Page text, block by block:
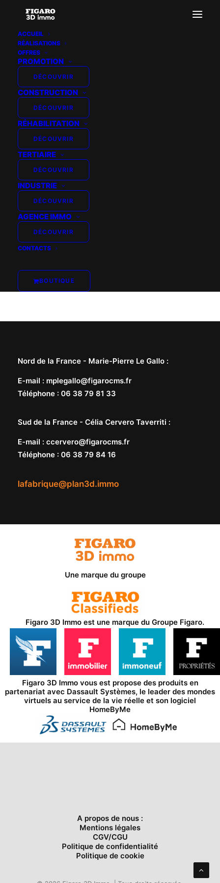
ACCUEIL
RÉALISATIONS
OFFRES
PROMOTION
DÉCOUVRIR
CONSTRUCTION
DÉCOUVRIR
RÉHABILITATION
DÉCOUVRIR
TERTIAIRE
DÉCOUVRIR
INDUSTRIE
DÉCOUVRIR
AGENCE IMMO
DÉCOUVRIR
CONTACTS
BOUTIQUE
horizon-boulogne-villas-des-beaux-arts-
Accueil
horizon-boulogne-villas-des-beaux-arts-perspective-v02
lafabrique@plan3d.immo
Nord de la France - Marie-Pierre Le Gallo :
E-mail : mplegallo@figarocms.fr
Téléphone : 06 38 79 81 33
Sud de la France - Célia Cervero Taverriti :
E-mail : ccervero@figarocms.fr
Téléphone : 06 38 79 84 16
Une marque du groupe
Figaro 3D Immo est une marque du Groupe Figaro.
Figaro 3D Immo vous est propose des produits en
partenariat avec Dassault Systèmes, le leader des mondes
virtuels au service de la vie réelle et son logiciel
HomeByMe
A propos de nous :
Mentions légales
CGV/CGU
Politique de confidentialité
Politique de cookie